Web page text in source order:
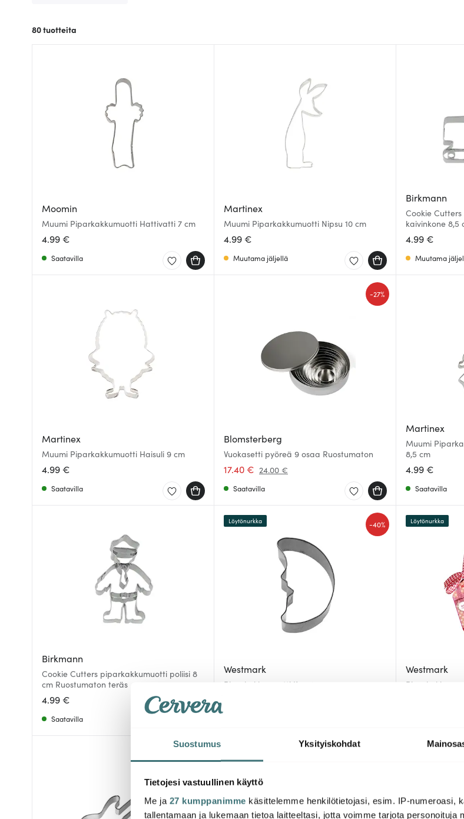
Suostumus Yksityiskohdat
Tietojesi vastuullinen käyttö
Me ja 27 kumppanimme käsittelemme henkilötietojasi, esim. IP-numeroasi,
tallentamaan ja lukemaan tietoa laitteeltasi, jotta voimme tarjota personoituja
80tuotteita
Moomin
Muumi Piparkakkumuotti Hattivatti 7 cm
4.99 €
Saatavilla
Martinex
Muumi Piparkakkumuotti Nipsu 10 cm
4.99 €
Muutama jäljellä
Birkmann
Cookie
kaivinkone
4.99 €
Muutama
Martinex
Muumi Piparkakkumuotti Haisuli 9 cm
4.99 €
Saatavilla
Blomsterberg
Vuokasetti pyöreä 9 osaa Ruostumaton
17.40 € 24.00 €
-27%
Saatavilla
Martinex
Muumi
8,5 cm
4.99 €
Saatavilla
Birkmann
Cookie Cutters piparkakkumuotti poliisi 8
cm Ruostumaton teräs
4.99 €
Saatavilla
Westmark
Piparkakkumuotti Kuu 6 cm
-40%
Löytönurkka
Westmark
Löytönurkka